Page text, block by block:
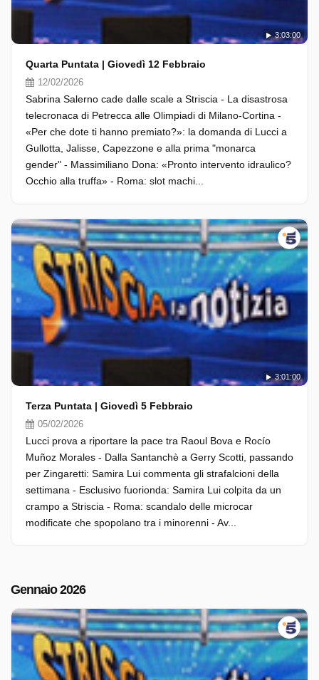
3:03:00
Quarta Puntata | Giovedì 12 Febbraio
12/02/2026
Sabrina Salerno cade dalle scale a Striscia - La disastrosa
telecronaca di Petrecca alle Olimpiadi di Milano-Cortina -
«Per che dote ti hanno premiato?»: la domanda di Lucci a
Gullotta, Jalisse, Capezzone e alla prima "monarca
gender" - Massimiliano Dona: «Pronto intervento idraulico?
Occhio alla truffa» - Roma: slot machi...
3:01:00
Terza Puntata | Giovedì 5 Febbraio
05/02/2026
Lucci prova a riportare la pace tra Raoul Bova e Rocío
Muñoz Morales - Dalla Santanchè a Gerry Scotti, passando
per Zingaretti: Samira Lui commenta gli strafalcioni della
settimana - Esclusivo fuorionda: Samira Lui colpita da un
crampo a Striscia - Roma: scandalo delle microcar
modificate che spopolano tra i minorenni - Av...
Gennaio 2026